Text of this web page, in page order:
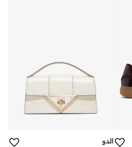
الدو